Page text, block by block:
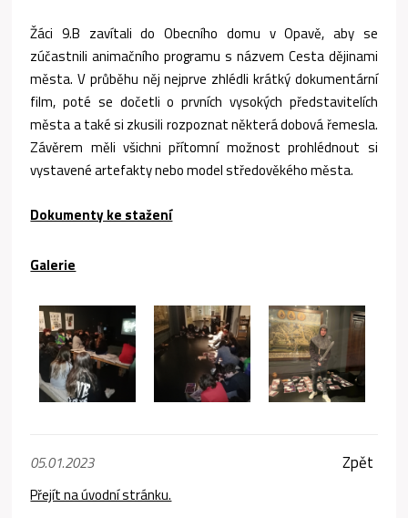
Žáci 9.B zavítali do Obecního domu v Opavě, aby se
zúčastnili animačního programu s názvem Cesta dějinami
města. V průběhu něj nejprve zhlédli krátký dokumentární
film, poté se dočetli o prvních vysokých představitelích
města a také si zkusili rozpoznat některá dobová řemesla.
Závěrem měli všichni přítomní možnost prohlédnout si
vystavené artefakty nebo model středověkého města.
Dokumenty ke stažení
Galerie
05.01.2023 Zpět
Přejít na úvodní stránku.